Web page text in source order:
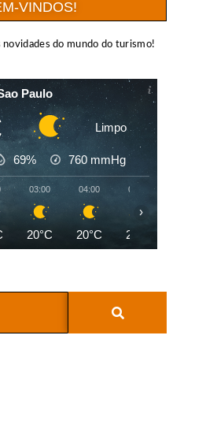
VINDOS!
novidades do mundo do turismo!
Paulo
Limpo
69% 760 mmHg
03:00
20°C
04:00
20°C
05:00
20°C
›